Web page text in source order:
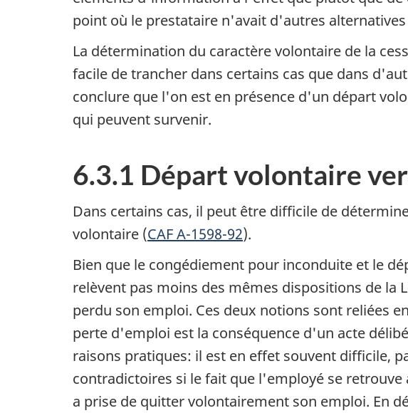
point où le prestataire n'avait d'autres
La détermination du caractère volontaire de la
facile de trancher dans certains cas que dans
conclure que l'on est en présence d'un départ
qui peuvent survenir.
6.3.1 Départ volontaire
Dans certains cas, il peut être difficile de
volontaire (CAF A-1598-92).
Bien que le congédiement pour inconduite et le
relèvent pas moins des mêmes dispositions de
perdu son emploi. Ces deux notions sont reliées
perte d'emploi est la conséquence d'un acte
raisons pratiques: il est en effet souvent difficile,
contradictoires si le fait que l'employé se
a prise de quitter volontairement son emploi. En